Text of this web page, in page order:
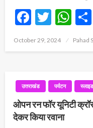
Facebook
Posted
October 29, 2024 Pahad
उत्तराखंड पर्यटन
ओपन रन फॉर यूनिटी
देकर किया रवाना